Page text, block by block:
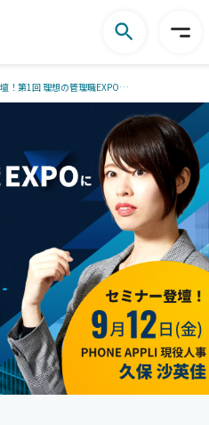
回 理想の管理職EXPOにPHONE APPLIが出展